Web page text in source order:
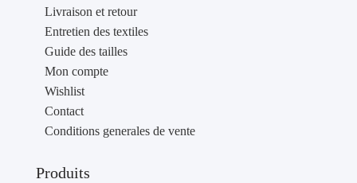
Livraison et retour
Entretien des textiles
Guide des tailles
Mon compte
Wishlist
Contact
Conditions generales de vente
Produits